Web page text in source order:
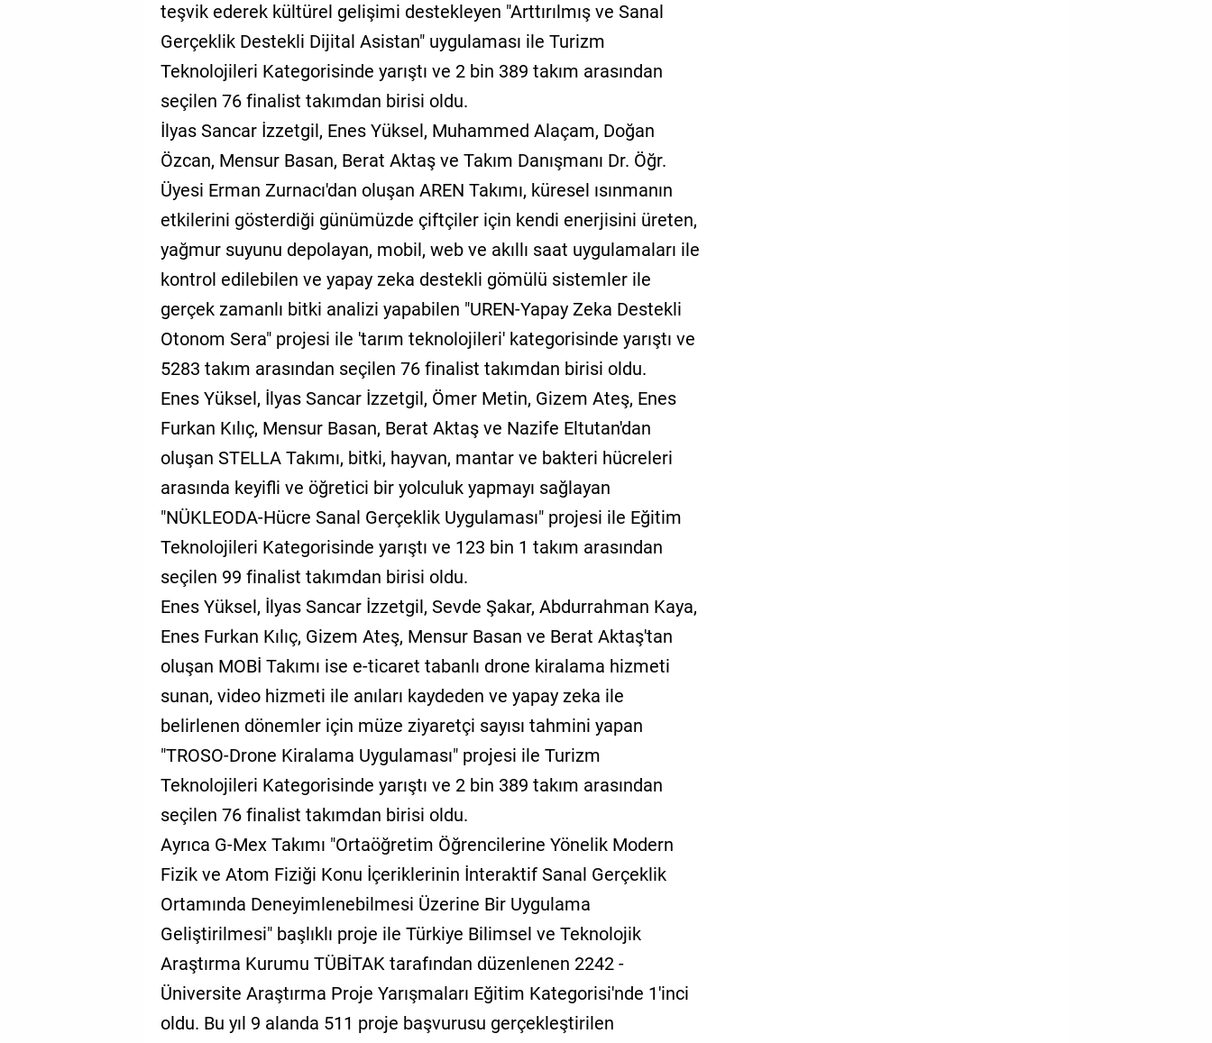
teşvik ederek kültürel gelişimi destekleyen "Arttırılmış ve Sanal
Gerçeklik Destekli Dijital Asistan" uygulaması ile Turizm
Teknolojileri Kategorisinde yarıştı ve 2 bin 389 takım arasından
seçilen 76 finalist takımdan birisi oldu.
İlyas Sancar İzzetgil, Enes Yüksel, Muhammed Alaçam, Doğan
Özcan, Mensur Basan, Berat Aktaş ve Takım Danışmanı Dr. Öğr.
Üyesi Erman Zurnacı'dan oluşan AREN Takımı, küresel ısınmanın
etkilerini gösterdiği günümüzde çiftçiler için kendi enerjisini üreten,
yağmur suyunu depolayan, mobil, web ve akıllı saat uygulamaları ile
kontrol edilebilen ve yapay zeka destekli gömülü sistemler ile
gerçek zamanlı bitki analizi yapabilen "UREN-Yapay Zeka Destekli
Otonom Sera" projesi ile 'tarım teknolojileri' kategorisinde yarıştı ve
5283 takım arasından seçilen 76 finalist takımdan birisi oldu.
Enes Yüksel, İlyas Sancar İzzetgil, Ömer Metin, Gizem Ateş, Enes
Furkan Kılıç, Mensur Basan, Berat Aktaş ve Nazife Eltutan'dan
oluşan STELLA Takımı, bitki, hayvan, mantar ve bakteri hücreleri
arasında keyifli ve öğretici bir yolculuk yapmayı sağlayan
"NÜKLEODA-Hücre Sanal Gerçeklik Uygulaması" projesi ile Eğitim
Teknolojileri Kategorisinde yarıştı ve 123 bin 1 takım arasından
seçilen 99 finalist takımdan birisi oldu.
Enes Yüksel, İlyas Sancar İzzetgil, Sevde Şakar, Abdurrahman Kaya,
Enes Furkan Kılıç, Gizem Ateş, Mensur Basan ve Berat Aktaş'tan
oluşan MOBİ Takımı ise e-ticaret tabanlı drone kiralama hizmeti
sunan, video hizmeti ile anıları kaydeden ve yapay zeka ile
belirlenen dönemler için müze ziyaretçi sayısı tahmini yapan
"TROSO-Drone Kiralama Uygulaması" projesi ile Turizm
Teknolojileri Kategorisinde yarıştı ve 2 bin 389 takım arasından
seçilen 76 finalist takımdan birisi oldu.
Ayrıca G-Mex Takımı "Ortaöğretim Öğrencilerine Yönelik Modern
Fizik ve Atom Fiziği Konu İçeriklerinin İnteraktif Sanal Gerçeklik
Ortamında Deneyimlenebilmesi Üzerine Bir Uygulama
Geliştirilmesi" başlıklı proje ile Türkiye Bilimsel ve Teknolojik
Araştırma Kurumu TÜBİTAK tarafından düzenlenen 2242 -
Üniversite Araştırma Proje Yarışmaları Eğitim Kategorisi'nde 1'inci
oldu. Bu yıl 9 alanda 511 proje başvurusu gerçekleştirilen